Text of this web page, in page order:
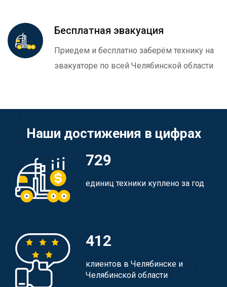
Бесплатная эвакуация
Приедем и бесплатно заберём технику на
эвакуаторе по всей Челябинской области
Наши достижения в цифрах
729
единиц техники куплено за год
412
клиентов в Челябинске и
Челябинской области